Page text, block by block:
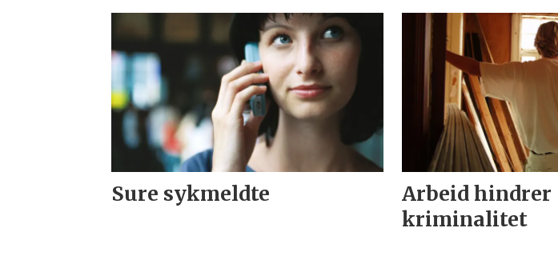
Sure sykmeldte
Arbeid hindrer
kriminalitet